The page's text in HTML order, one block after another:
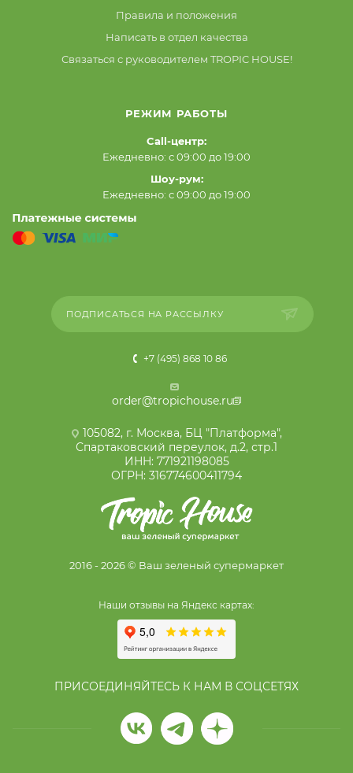
Правила и положения
Написать в отдел качества
Связаться с руководителем TROPIC HOUSE!
РЕЖИМ РАБОТЫ
Call-центр:
Ежедневно: с 09:00 до 19:00
Шоу-рум:
Ежедневно: с 09:00 до 19:00
ПОДПИСАТЬСЯ НА РАССЫЛКУ
+7 (495) 868 10 86
order@tropichouse.ru
105082, г. Москва, БЦ "Платформа",
Спартаковский переулок, д.2, стр.1
ИНН: 771921198085
ОГРН: 316774600411794
2016 - 2026 © Ваш зеленый супермаркет
Наши отзывы на Яндекс картах:
ПРИСОЕДИНЯЙТЕСЬ К НАМ В СОЦСЕТЯХ